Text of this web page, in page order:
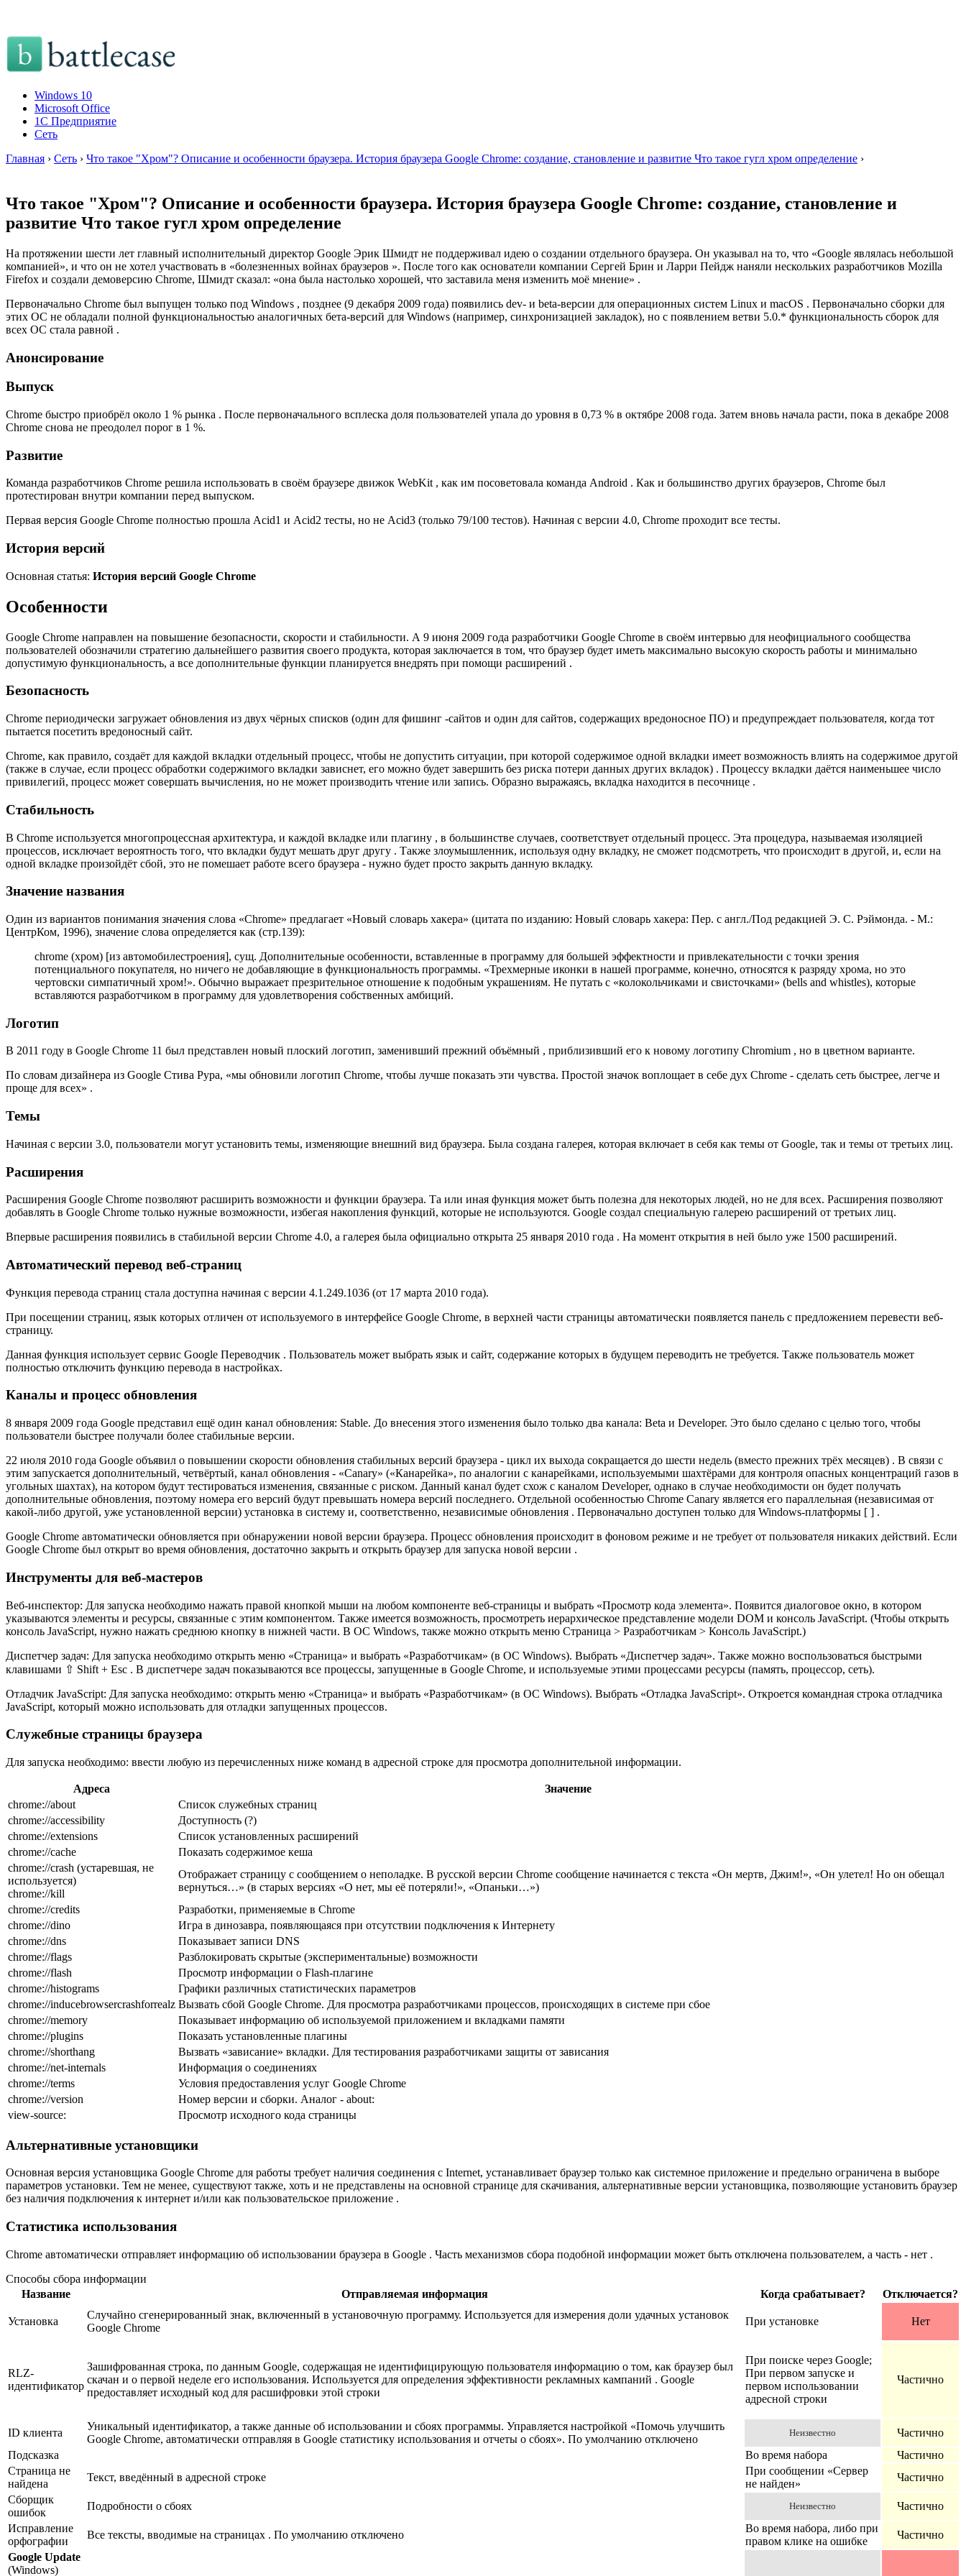
Windows 10
Microsoft Office
1C Предприятие
Сеть
Главная › Сеть › Что такое "Хром"? Описание и особенности браузера. История браузера Google Chrome: создание, становление и развитие Что такое гугл хром определение ›
Что такое "Хром"? Описание и особенности браузера. История браузера Google Chrome: создание, становление и
развитие Что такое гугл хром определение
На протяжении шести лет главный исполнительный директор Google Эрик Шмидт не поддерживал идею о создании отдельного браузера. Он указывал на то, что «Google являлась небольшой
компанией», и что он не хотел участвовать в «болезненных войнах браузеров ». После того как основатели компании Сергей Брин и Ларри Пейдж наняли нескольких разработчиков Mozilla
Firefox и создали демоверсию Chrome, Шмидт сказал: «она была настолько хорошей, что заставила меня изменить моё мнение» .
Первоначально Chrome был выпущен только под Windows , позднее (9 декабря 2009 года) появились dev- и beta-версии для операционных систем Linux и macOS . Первоначально сборки для
этих ОС не обладали полной функциональностью аналогичных бета-версий для Windows (например, синхронизацией закладок), но с появлением ветви 5.0.* функциональность сборок для
всех ОС стала равной .
Анонсирование
Выпуск
Chrome быстро приобрёл около 1 % рынка . После первоначального всплеска доля пользователей упала до уровня в 0,73 % в октябре 2008 года. Затем вновь начала расти, пока в декабре 2008
Chrome снова не преодолел порог в 1 %.
Развитие
Команда разработчиков Chrome решила использовать в своём браузере движок WebKit , как им посоветовала команда Android . Как и большинство других браузеров, Chrome был
протестирован внутри компании перед выпуском.
Первая версия Google Chrome полностью прошла Acid1 и Acid2 тесты, но не Acid3 (только 79/100 тестов). Начиная с версии 4.0, Chrome проходит все тесты.
История версий
Основная статья: История версий Google Chrome
Особенности
Google Chrome направлен на повышение безопасности, скорости и стабильности. А 9 июня 2009 года разработчики Google Chrome в своём интервью для неофициального сообщества
пользователей обозначили стратегию дальнейшего развития своего продукта, которая заключается в том, что браузер будет иметь максимально высокую скорость работы и минимально
допустимую функциональность, а все дополнительные функции планируется внедрять при помощи расширений .
Безопасность
Chrome периодически загружает обновления из двух чёрных списков (один для фишинг -сайтов и один для сайтов, содержащих вредоносное ПО) и предупреждает пользователя, когда тот
пытается посетить вредоносный сайт.
Chrome, как правило, создаёт для каждой вкладки отдельный процесс, чтобы не допустить ситуации, при которой содержимое одной вкладки имеет возможность влиять на содержимое другой
(также в случае, если процесс обработки содержимого вкладки зависнет, его можно будет завершить без риска потери данных других вкладок) . Процессу вкладки даётся наименьшее число
привилегий, процесс может совершать вычисления, но не может производить чтение или запись. Образно выражаясь, вкладка находится в песочнице .
Стабильность
В Chrome используется многопроцессная архитектура, и каждой вкладке или плагину , в большинстве случаев, соответствует отдельный процесс. Эта процедура, называемая изоляцией
процессов, исключает вероятность того, что вкладки будут мешать друг другу . Также злоумышленник, используя одну вкладку, не сможет подсмотреть, что происходит в другой, и, если на
одной вкладке произойдёт сбой, это не помешает работе всего браузера - нужно будет просто закрыть данную вкладку.
Значение названия
Один из вариантов понимания значения слова «Chrome» предлагает «Новый словарь хакера» (цитата по изданию: Новый словарь хакера: Пер. с англ./Под редакцией Э. С. Рэймонда. - М.:
ЦентрКом, 1996), значение слова определяется как (стр.139):
chrome (хром) [из автомобилестроения], сущ. Дополнительные особенности, вставленные в программу для большей эффектности и привлекательности c точки зрения
потенциального покупателя, но ничего не добавляющие в функциональность программы. «Трехмерные иконки в нашей программе, конечно, относятся к разряду хрома, но это
чертовски симпатичный хром!». Обычно выражает презрительное отношение к подобным украшениям. Не путать с «колокольчиками и свисточками» (bells and whistles), которые
вставляются разработчиком в программу для удовлетворения собственных амбиций.
Логотип
В 2011 году в Google Chrome 11 был представлен новый плоский логотип, заменивший прежний объёмный , приблизивший его к новому логотипу Chromium , но в цветном варианте.
По словам дизайнера из Google Стива Рура, «мы обновили логотип Chrome, чтобы лучше показать эти чувства. Простой значок воплощает в себе дух Chrome - сделать сеть быстрее, легче и
проще для всех» .
Темы
Начиная с версии 3.0, пользователи могут установить темы, изменяющие внешний вид браузера. Была создана галерея, которая включает в себя как темы от Google, так и темы от третьих лиц.
Расширения
Расширения Google Chrome позволяют расширить возможности и функции браузера. Та или иная функция может быть полезна для некоторых людей, но не для всех. Расширения позволяют
добавлять в Google Chrome только нужные возможности, избегая накопления функций, которые не используются. Google создал специальную галерею расширений от третьих лиц.
Впервые расширения появились в стабильной версии Chrome 4.0, а галерея была официально открыта 25 января 2010 года . На момент открытия в ней было уже 1500 расширений.
Автоматический перевод веб-страниц
Функция перевода страниц стала доступна начиная с версии 4.1.249.1036 (от 17 марта 2010 года).
При посещении страниц, язык которых отличен от используемого в интерфейсе Google Chrome, в верхней части страницы автоматически появляется панель с предложением перевести веб-
страницу.
Данная функция использует сервис Google Переводчик . Пользователь может выбрать язык и сайт, содержание которых в будущем переводить не требуется. Также пользователь может
полностью отключить функцию перевода в настройках.
Каналы и процесс обновления
8 января 2009 года Google представил ещё один канал обновления: Stable. До внесения этого изменения было только два канала: Beta и Developer. Это было сделано с целью того, чтобы
пользователи быстрее получали более стабильные версии.
22 июля 2010 года Google объявил о повышении скорости обновления стабильных версий браузера - цикл их выхода сокращается до шести недель (вместо прежних трёх месяцев) . В связи с
этим запускается дополнительный, четвёртый, канал обновления - «Canary» («Канарейка», по аналогии с канарейками, используемыми шахтёрами для контроля опасных концентраций газов в
угольных шахтах), на котором будут тестироваться изменения, связанные с риском. Данный канал будет схож с каналом Developer, однако в случае необходимости он будет получать
дополнительные обновления, поэтому номера его версий будут превышать номера версий последнего. Отдельной особенностью Chrome Canary является его параллельная (независимая от
какой-либо другой, уже установленной версии) установка в систему и, соответственно, независимые обновления . Первоначально доступен только для Windows-платформы [ ] .
Google Chrome автоматически обновляется при обнаружении новой версии браузера. Процесс обновления происходит в фоновом режиме и не требует от пользователя никаких действий. Если
Google Chrome был открыт во время обновления, достаточно закрыть и открыть браузер для запуска новой версии .
Инструменты для веб-мастеров
Веб-инспектор: Для запуска необходимо нажать правой кнопкой мыши на любом компоненте веб-страницы и выбрать «Просмотр кода элемента». Появится диалоговое окно, в котором
указываются элементы и ресурсы, связанные с этим компонентом. Также имеется возможность, просмотреть иерархическое представление модели DOM и консоль JavaScript. (Чтобы открыть
консоль JavaScript, нужно нажать среднюю кнопку в нижней части. В ОС Windows, также можно открыть меню Страница > Разработчикам > Консоль JavaScript.)
Диспетчер задач: Для запуска необходимо открыть меню «Страница» и выбрать «Разработчикам» (в ОС Windows). Выбрать «Диспетчер задач». Также можно воспользоваться быстрыми
клавишами ⇧ Shift + Esc . В диспетчере задач показываются все процессы, запущенные в Google Chrome, и используемые этими процессами ресурсы (память, процессор, сеть).
Отладчик JavaScript: Для запуска необходимо: открыть меню «Страница» и выбрать «Разработчикам» (в ОС Windows). Выбрать «Отладка JavaScript». Откроется командная строка отладчика
JavaScript, который можно использовать для отладки запущенных процессов.
Служебные страницы браузера
Для запуска необходимо: ввести любую из перечисленных ниже команд в адресной строке для просмотра дополнительной информации.
Адреса
Значение
chrome://about
Список служебных страниц
chrome://accessibility
Доступность (?)
chrome://extensions
Список установленных расширений
chrome://cache
Показать содержимое кеша
chrome://crash (устаревшая, не
используется)
chrome://kill
Отображает страницу с сообщением о неполадке. В русской версии Chrome сообщение начинается с текста «Он мертв, Джим!», «Он улетел! Но он обещал
вернуться…» (в старых версиях «О нет, мы её потеряли!», «Опаньки…»)
chrome://credits
Разработки, применяемые в Chrome
chrome://dino
Игра в динозавра, появляющаяся при отсутствии подключения к Интернету
chrome://dns
Показывает записи DNS
chrome://flags
Разблокировать скрытые (экспериментальные) возможности
chrome://flash
Просмотр информации о Flash-плагине
chrome://histograms
Графики различных статистических параметров
chrome://inducebrowsercrashforrealz Вызвать сбой Google Chrome. Для просмотра разработчиками процессов, происходящих в системе при сбое
chrome://memory
Показывает информацию об используемой приложением и вкладками памяти
chrome://plugins
Показать установленные плагины
chrome://shorthang
Вызвать «зависание» вкладки. Для тестирования разработчиками защиты от зависания
chrome://net-internals
Информация о соединениях
chrome://terms
Условия предоставления услуг Google Chrome
chrome://version
Номер версии и сборки. Аналог - about:
view-source:
Просмотр исходного кода страницы
Альтернативные установщики
Основная версия установщика Google Chrome для работы требует наличия соединения с Internet, устанавливает браузер только как системное приложение и предельно ограничена в выборе
параметров установки. Тем не менее, существуют также, хоть и не представлены на основной странице для скачивания, альтернативные версии установщика, позволяющие установить браузер
без наличия подключения к интернет и/или как пользовательское приложение .
Статистика использования
Chrome автоматически отправляет информацию об использовании браузера в Google . Часть механизмов сбора подобной информации может быть отключена пользователем, а часть - нет .
Способы сбора информации
Название
Отправляемая информация Когда срабатывает? Отключается?
Установка
Случайно сгенерированный знак, включенный в установочную программу. Используется для измерения доли удачных установок
Google Chrome
При установке Нет
RLZ-
идентификатор
Зашифрованная строка, по данным Google, содержащая не идентифицирующую пользователя информацию о том, как браузер был
скачан и о первой неделе его использования. Используется для определения эффективности рекламных кампаний . Google
предоставляет исходный код для расшифровки этой строки
При поиске через Google;
При первом запуске и
первом использовании
адресной строки
Частично
ID клиента
Уникальный идентификатор, а также данные об использовании и сбоях программы. Управляется настройкой «Помочь улучшить
Google Chrome, автоматически отправляя в Google статистику использования и отчеты о сбоях». По умолчанию отключено
Неизвестно
Частично
Подсказка
Во время набора
Частично
Страница не
найдена
Текст, введённый в адресной строке
При сообщении «Сервер
не найден»
Частично
Сборщик
ошибок
Подробности о сбоях Неизвестно
Частично
Исправление
орфографии
Все тексты, вводимые на страницах . По умолчанию отключено
Во время набора, либо при
правом клике на ошибке
Частично
Google Update
(Windows)